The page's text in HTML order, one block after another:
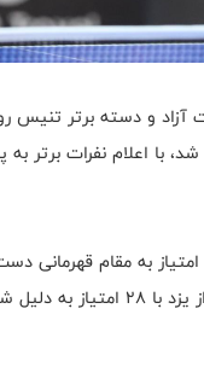
و دسته برتر تنیس
امتیاز عنوان نایب‌قهرمانی را از آن